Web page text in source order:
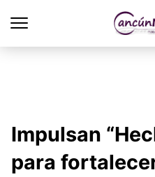
Impulsan
para